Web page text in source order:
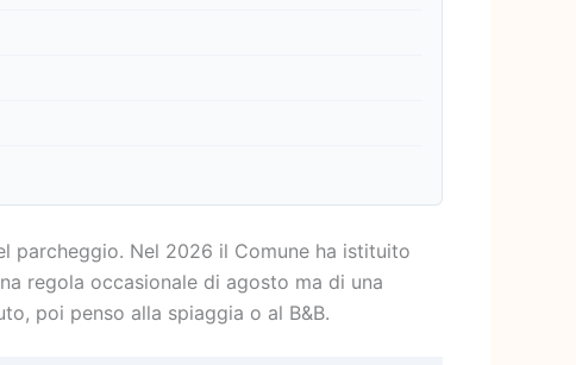
parcheggio. Nel 2026 il Comune ha istituito
regola occasionale di agosto ma di una
poi penso alla spiaggia o al B&B.